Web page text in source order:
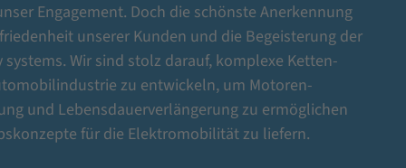
Engagement. Doch die schönste Anerkennung
unserer Kunden und die Begeisterung der
Wir sind stolz darauf, komplexe Ketten-
zu entwickeln, um Motoren-
und Lebensdauerverlängerung zu ermöglichen
für die Elektromobilität zu liefern.